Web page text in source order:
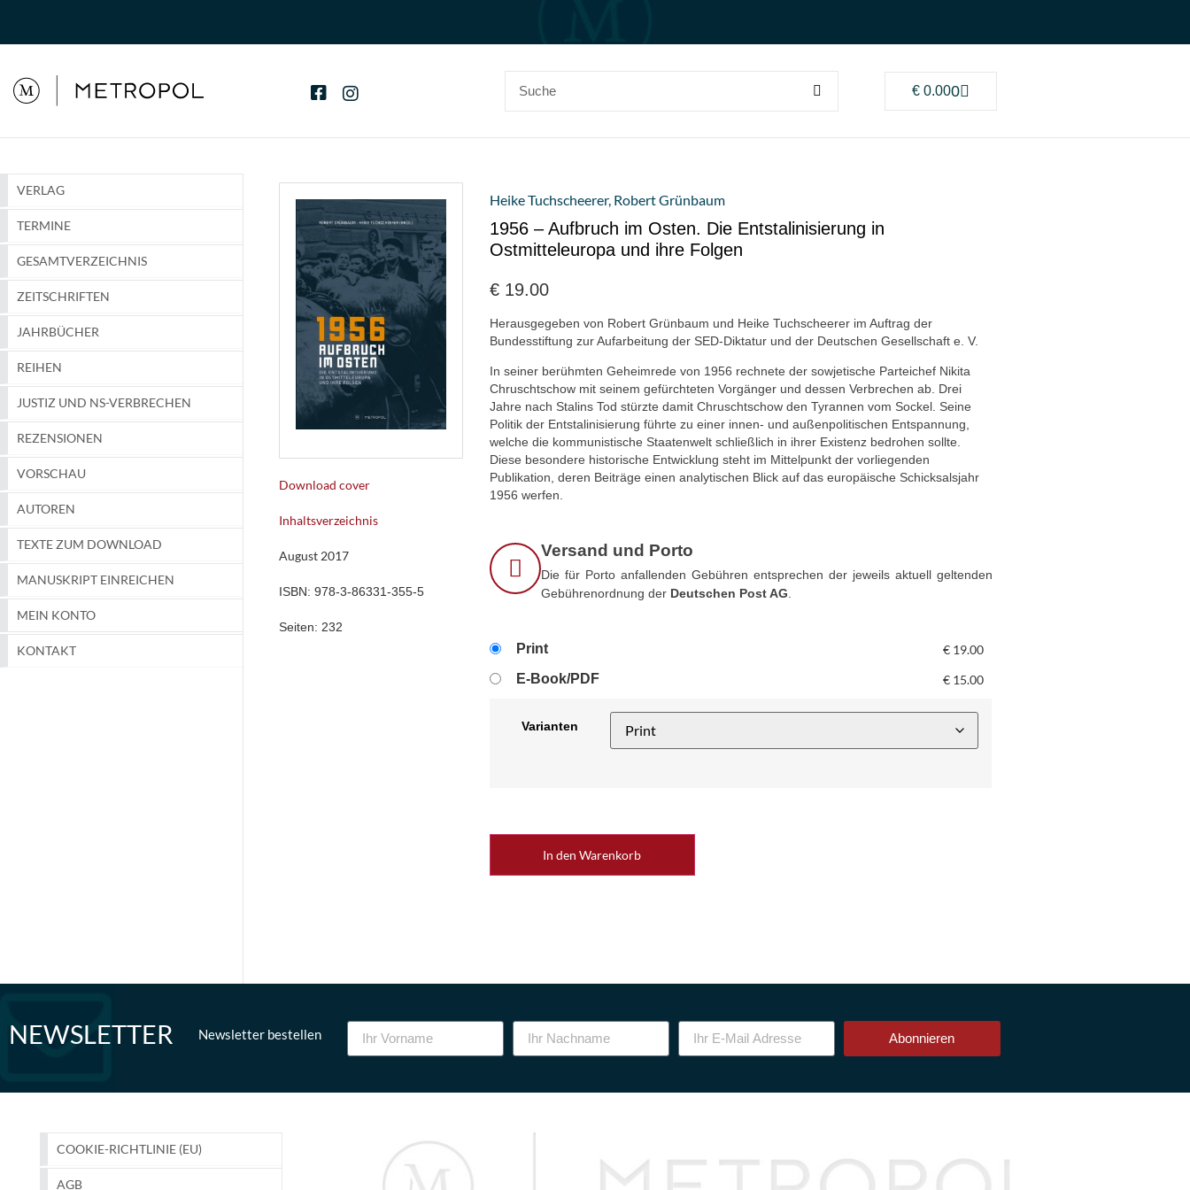
€0.000
VERLAG
TERMINE
GESAMTVERZEICHNIS
ZEITSCHRIFTEN
JAHRBÜCHER
REIHEN
JUSTIZ UND NS-VERBRECHEN
REZENSIONEN
VORSCHAU
AUTOREN
TEXTE ZUM DOWNLOAD
MANUSKRIPT EINREICHEN
MEIN KONTO
KONTAKT
Download cover
Inhaltsverzeichnis
August 2017
ISBN: 978-3-86331-355-5
Seiten: 232
Heike Tuchscheerer, Robert Grünbaum
1956 – Aufbruch im Osten. Die Entstalinisierung in
Ostmitteleuropa und ihre Folgen
€ 19.00
Herausgegeben von Robert Grünbaum und Heike Tuchscheerer im Auftrag der
Bundesstiftung zur Aufarbeitung der SED-Diktatur und der Deutschen Gesellschaft e. V.
In seiner berühmten Geheimrede von 1956 rechnete der sowjetische Parteichef Nikita
Chruschtschow mit seinem gefürchteten Vorgänger und dessen Verbrechen ab. Drei
Jahre nach Stalins Tod stürzte damit Chruschtschow den Tyrannen vom Sockel. Seine
Politik der Entstalinisierung führte zu einer innen- und außenpolitischen Entspannung,
welche die kommunistische Staatenwelt schließlich in ihrer Existenz bedrohen sollte.
Diese besondere historische Entwicklung steht im Mittelpunkt der vorliegenden
Publikation, deren Beiträge einen analytischen Blick auf das europäische Schicksalsjahr
1956 werfen.
Versand und Porto
Die für Porto anfallenden Gebühren entsprechen der jeweils aktuell geltenden
Gebührenordnung der Deutschen Post AG.
Print €19.00
E-Book/PDF
€15.00
Varianten
In den Warenkorb
NEWSLETTER Newsletter bestellen Abonnieren
COOKIE-RICHTLINIE (EU)
AGB